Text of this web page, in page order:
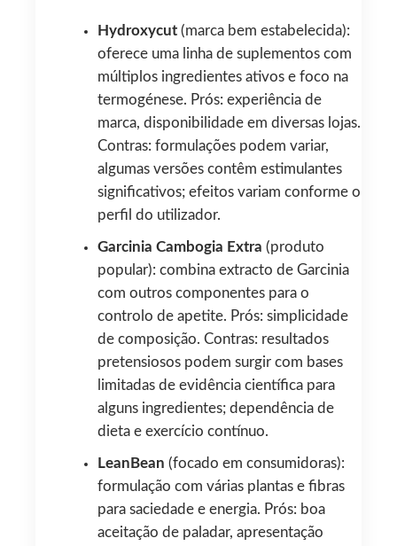
Hydroxycut(marca bem estabelecida):
oferece uma linha de suplementos com
múltiplos ingredientes ativos e foco na
termogénese. Prós: experiência de
marca, disponibilidade em diversas lojas.
Contras: formulações podem variar,
algumas versões contêm estimulantes
significativos; efeitos variam conforme o
perfil do utilizador.
Garcinia Cambogia Extra (produto
popular): combina extracto de Garcinia
com outros componentes para o
controlo de apetite. Prós: simplicidade
de composição. Contras: resultados
pretensiosos podem surgir com bases
limitadas de evidência científica para
alguns ingredientes; dependência de
dieta e exercício contínuo.
LeanBean (focado em consumidoras):
formulação com várias plantas e fibras
para saciedade e energia. Prós: boa
aceitação de paladar, apresentação